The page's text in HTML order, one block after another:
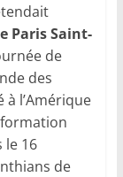
Paris Saint-
de
des
à l’Amérique
le 16
de